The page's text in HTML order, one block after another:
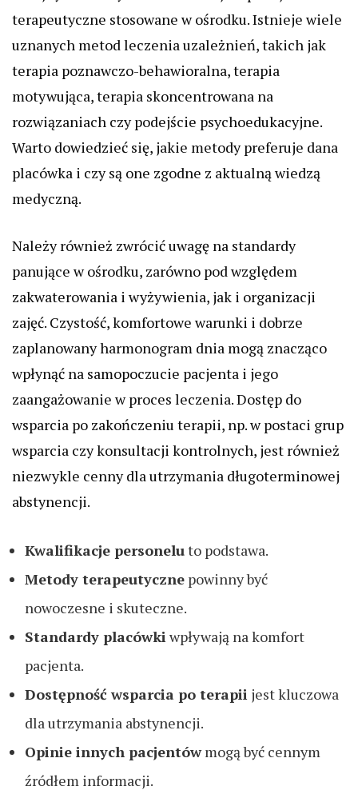
terapeutyczne stosowane w ośrodku. Istnieje wiele
uznanych metod leczenia uzależnień, takich jak
terapia poznawczo-behawioralna, terapia
motywująca, terapia skoncentrowana na
rozwiązaniach czy podejście psychoedukacyjne.
Warto dowiedzieć się, jakie metody preferuje dana
placówka i czy są one zgodne z aktualną wiedzą
medyczną.
Należy również zwrócić uwagę na standardy
panujące w ośrodku, zarówno pod względem
zakwaterowania i wyżywienia, jak i organizacji
zajęć. Czystość, komfortowe warunki i dobrze
zaplanowany harmonogram dnia mogą znacząco
wpłynąć na samopoczucie pacjenta i jego
zaangażowanie w proces leczenia. Dostęp do
wsparcia po zakończeniu terapii, np. w postaci grup
wsparcia czy konsultacji kontrolnych, jest również
niezwykle cenny dla utrzymania długoterminowej
abstynencji.
Kwalifikacje personeluto podstawa.
Metody terapeutyczne powinny być
nowoczesne i skuteczne.
Standardy placówkiwpływają na komfort
pacjenta.
Dostępność wsparcia po terapii jest kluczowa
dla utrzymania abstynencji.
Opinie innych pacjentówmogą być cennym
źródłem informacji.